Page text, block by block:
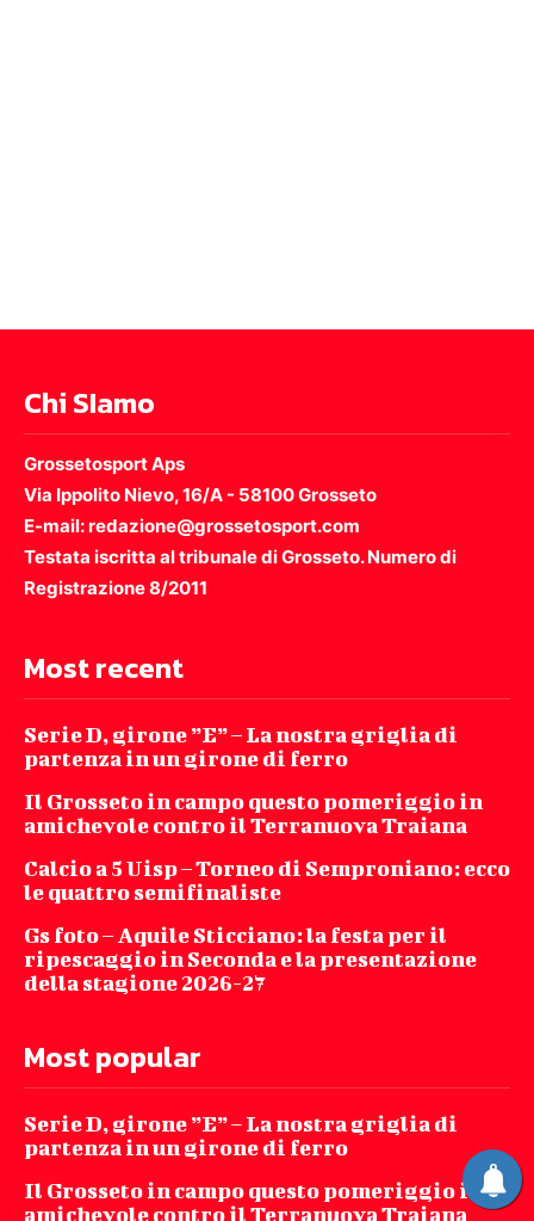
Chi SIamo
Grossetosport Aps
Via Ippolito Nievo, 16/A - 58100 Grosseto
E-mail: redazione@grossetosport.com
Testata iscritta al tribunale di Grosseto. Numero di
Registrazione 8/2011
Most recent
Serie D, girone ”E” – La nostra griglia di
partenza in un girone di ferro
Il Grosseto in campo questo pomeriggio in
amichevole contro il Terranuova Traiana
Calcio a 5 Uisp – Torneo di Semproniano: ecco
le quattro semifinaliste
Gs foto – Aquile Sticciano: la festa per il
ripescaggio in Seconda e la presentazione
della stagione 2026-27
Most popular
Serie D, girone ”E” – La nostra griglia di
partenza in un girone di ferro
Il Grosseto in campo questo pomeriggio in
amichevole contro il Terranuova Traiana